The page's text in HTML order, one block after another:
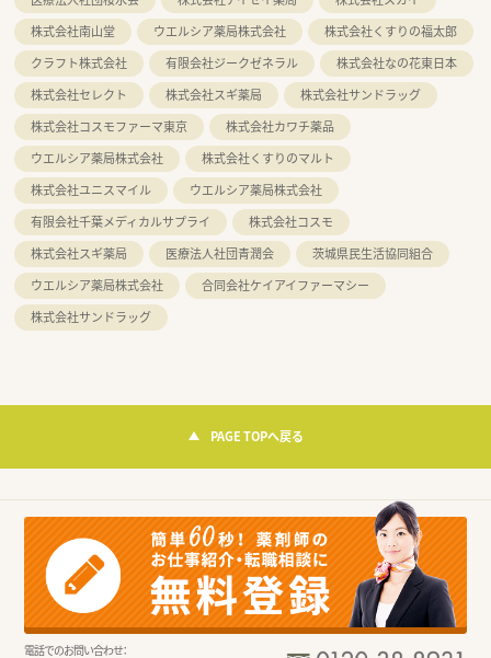
株式会社南山堂
ウエルシア薬局株式会社
株式会社くすりの福太郎
クラフト株式会社
有限会社ジークゼネラル
株式会社なの花東日本
株式会社セレクト
株式会社スギ薬局
株式会社サンドラッグ
株式会社コスモファーマ東京
株式会社カワチ薬品
ウエルシア薬局株式会社
株式会社くすりのマルト
株式会社ユニスマイル
ウエルシア薬局株式会社
有限会社千葉メディカルサプライ
株式会社コスモ
株式会社スギ薬局
医療法人社団青潤会
茨城県民生活協同組合
ウエルシア薬局株式会社
合同会社ケイアイファーマシー
株式会社サンドラッグ
PAGE TOPへ戻る
電話でのお問い合わせ：